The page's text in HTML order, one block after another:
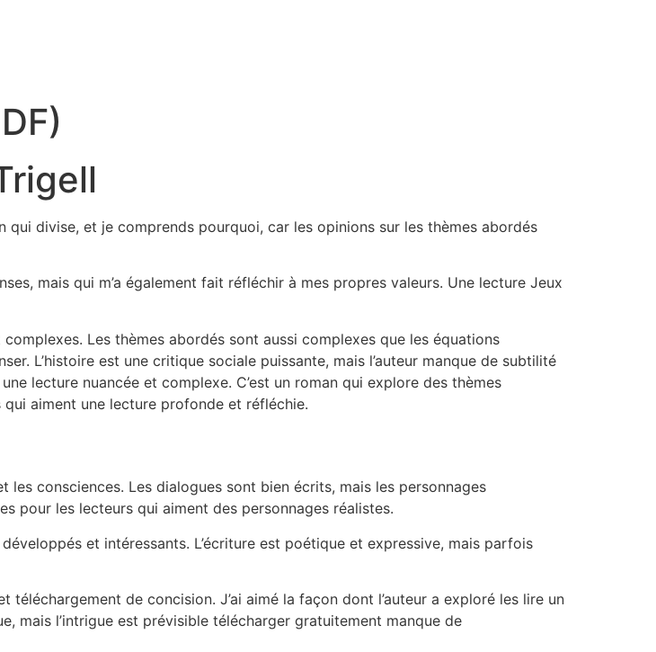
divise, et je comprends pourquoi, car les opinions sur les thèmes abordés
mais qui m’a également fait réfléchir à mes propres valeurs. Une lecture Jeux
Les thèmes abordés sont aussi complexes que les équations
L’histoire est une critique sociale puissante, mais l’auteur manque de subtilité
lecture nuancée et complexe. C’est un roman qui explore des thèmes
aiment une lecture profonde et réfléchie.
consciences. Les dialogues sont bien écrits, mais les personnages
pour les lecteurs qui aiment des personnages réalistes.
et intéressants. L’écriture est poétique et expressive, mais parfois
téléchargement de concision. J’ai aimé la façon dont l’auteur a exploré les lire un
mais l’intrigue est prévisible télécharger gratuitement manque de